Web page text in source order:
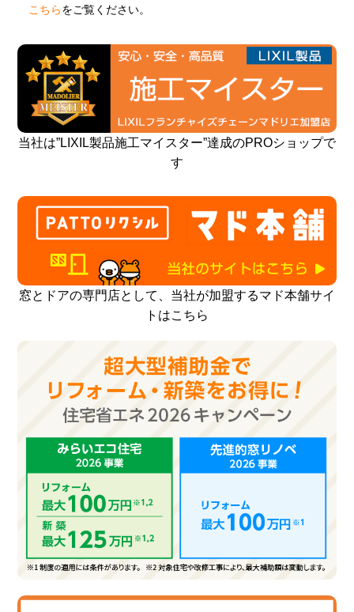
こちら をご覧ください。
当社は”LIXIL製品施工マイスター”達成のPROショップで
す
窓とドアの専門店として、当社が加盟するマド本舗サイ
トはこちら